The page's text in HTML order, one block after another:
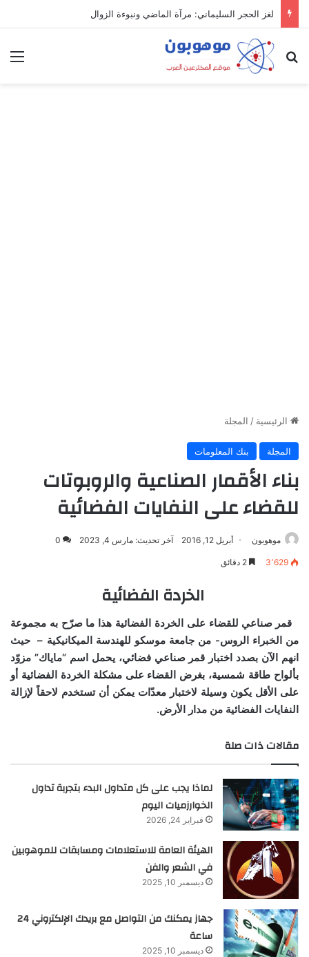
لغز الحجر السليماني: مرآة الماضي ونبوءة الزوال
بحث عن
الرئيسية / المجلة
المجلة بنك المعلومات
بناء الأقمار الصناعية والروبوتات
للقضاء على النفايات الفضائية
موهوبون أبريل 12, 2016 آخر تحديث: مارس 4, 2023 0
3٬629
الخردة الفضائية
قمر صناعي للقضاء على الخردة الفضائية هذا ما صرّح به مجموعة
من الخبراء الروس- من جامعة موسكو للهندسة الميكانيكية – حيث
انهم الآن بصدد اختبار قمر صناعي فضائي، يحمل اسم “ماياك” مزوّد
بألواح طاقة شمسية، بغرض القضاء على مشكلة الخردة الفضائية أو
على الأقل يكون وسيلة لاختبار معدّات يمكن أن تستخدم لاحقاً لإزالة
النفايات الفضائية من مدار الأرض.
مقالات ذات صلة
لماذا يجب على كل متداول البدء بتجربة تداول
الخوارزميات اليوم
فبراير 24, 2026
الهيئة العامة للاستعلامات ومسابقات للموهوبين
في الشعر والفن
ديسمبر 10, 2025
جهاز يمكنك من التواصل مع بريدك الإلكتروني 24
ساعة
ديسمبر 10, 2025